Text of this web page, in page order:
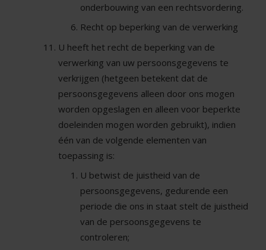
onderbouwing van een rechtsvordering.
Recht op beperking van de verwerking
U heeft het recht de beperking van de
verwerking van uw persoonsgegevens te
verkrijgen (hetgeen betekent dat de
persoonsgegevens alleen door ons mogen
worden opgeslagen en alleen voor beperkte
doeleinden mogen worden gebruikt), indien
één van de volgende elementen van
toepassing is:
U betwist de juistheid van de
persoonsgegevens, gedurende een
periode die ons in staat stelt de juistheid
van de persoonsgegevens te
controleren;